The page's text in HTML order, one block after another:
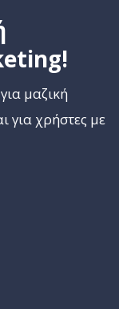
μαζική
για χρήστες με